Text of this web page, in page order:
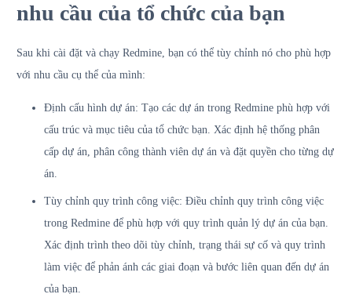
nhu cầu của tổ chức của bạn
Sau khi cài đặt và chạy Redmine, bạn có thể tùy chỉnh nó cho phù hợp
với nhu cầu cụ thể của mình:
Định cấu hình dự án: Tạo các dự án trong Redmine phù hợp với
cấu trúc và mục tiêu của tổ chức bạn. Xác định hệ thống phân
cấp dự án, phân công thành viên dự án và đặt quyền cho từng dự
án.
Tùy chỉnh quy trình công việc: Điều chỉnh quy trình công việc
trong Redmine để phù hợp với quy trình quản lý dự án của bạn.
Xác định trình theo dõi tùy chỉnh, trạng thái sự cố và quy trình
làm việc để phản ánh các giai đoạn và bước liên quan đến dự án
của bạn.